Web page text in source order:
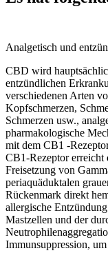
Analgetisch und
CBD wird
entzündlichen
verschiedenen Arten
Kopfschmerzen,
Schmerzen usw.,
pharmakologische
mit dem CB1 -
CB1-Rezeptor erreicht
Freisetzung von
periaquäduktalen
Rückenmark direkt
allergische
Mastzellen und der
Immunsuppression,